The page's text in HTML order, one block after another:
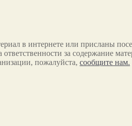
в интернете или присланы
за содержание
пожалуйста, сообщите нам.